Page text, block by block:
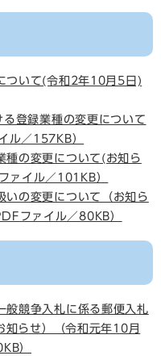
ついて(令和2年10月5日)
登録業種の変更について
ル／157KB）
種の変更について(お知ら
ァイル／101KB）
いの変更について（お知ら
ファイル／80KB）
般競争入札に係る郵便入札
知らせ）（令和元年10月
）